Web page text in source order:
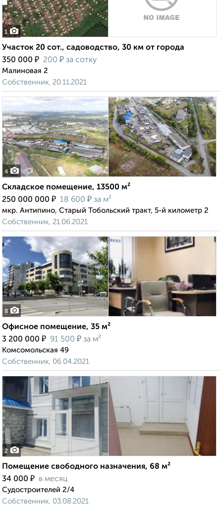
1
Участок 20 сот., садоводство, 30 км от города
350 000 ₽ 200 ₽ за сотку
Малиновая 2
Собственник, 20.11.2021
4
Складское помещение, 13500 м²
250 000 000 ₽ 18 600 ₽ за м²
мкр. Антипино, Старый Тобольский тракт, 5-й километр 2
Собственник, 21.06.2021
8
Офисное помещение, 35 м²
3 200 000 ₽ 91 500 ₽ за м²
Комсомольская 49
Собственник, 06.04.2021
2
Помещение свободного назначения, 68 м²
34 000 ₽ в месяц
Судостроителей 2/4
Собственник, 03.08.2021